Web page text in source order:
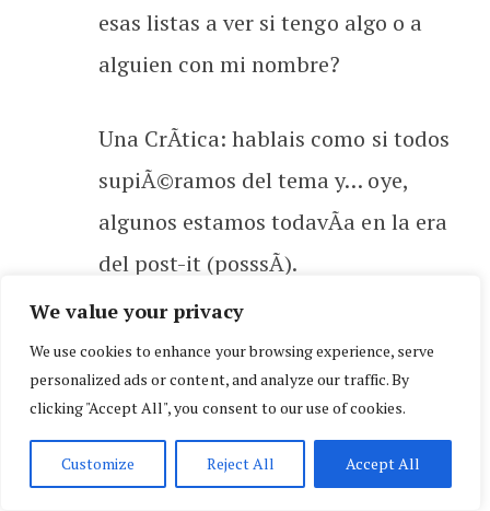
We value your privacy
We use cookies to enhance your browsing experience, serve
personalized ads or content, and analyze our traffic. By
clicking "Accept All", you consent to our use of cookies.
Customize Reject All Accept All
esas listas a ver si tengo algo o a
alguien con mi nombre?
Una CrÃ­tica: hablais como si todos
supiÃ©ramos del tema y… oye,
algunos estamos todavÃ­a en la era
del post-it (posssÃ­).
11 de febrero de 2007
MURY
Me dio curiosidad por saber si ni